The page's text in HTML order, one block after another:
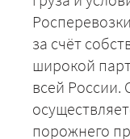
за счёт
широкой
всей России.
порожнего